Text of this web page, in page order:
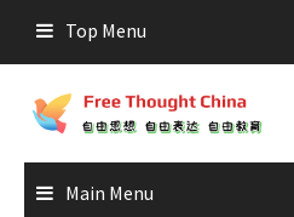
content
Top Menu
Main Menu